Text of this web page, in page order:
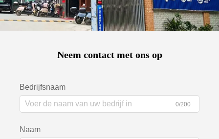
Neem contact met ons op
Bedrijfsnaam
0/200
Naam